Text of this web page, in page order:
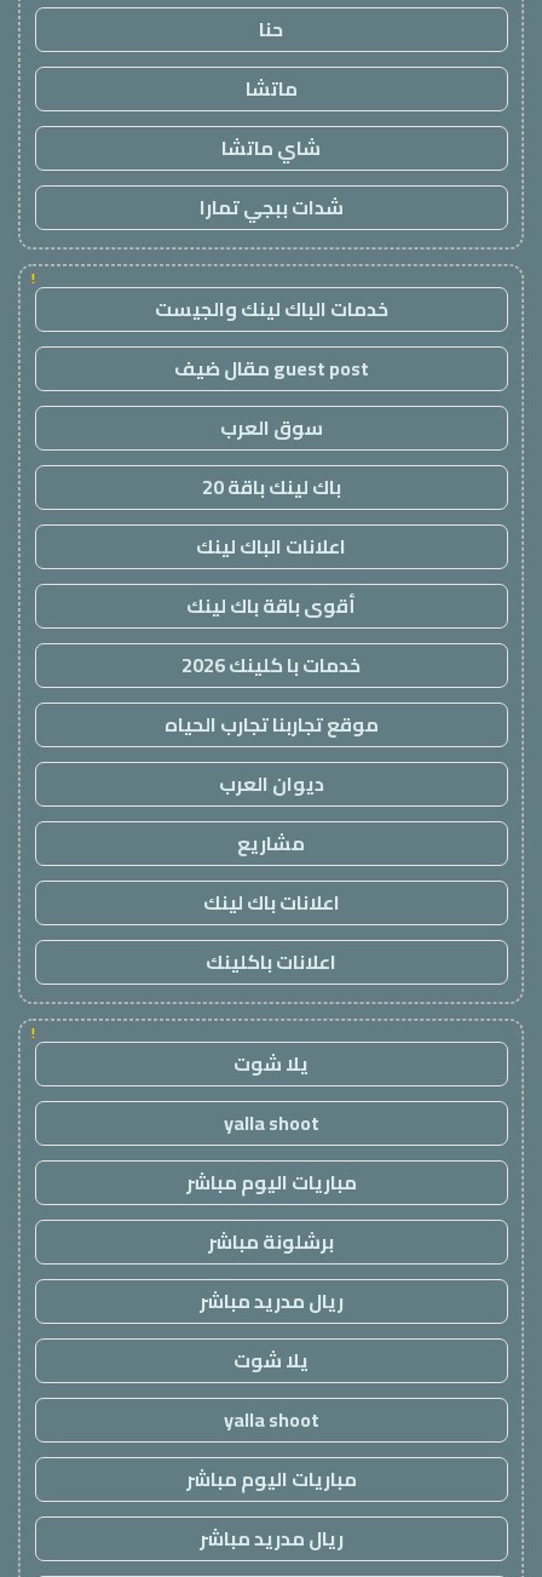
حنا
ماتشا
شاي ماتشا
شدات ببجي تمارا
!
خدمات الباك لينك والجيست
guest post مقال ضيف
سوق العرب
باك لينك باقة 20
اعلانات الباك لينك
أقوى باقة باك لينك
خدمات با كلينك 2026
موقع تجاربنا تجارب الحياه
ديوان العرب
مشاريع
اعلانات باك لينك
اعلانات باكلينك
!
يلا شوت
yalla shoot
مباريات اليوم مباشر
برشلونة مباشر
ريال مدريد مباشر
يلا شوت
yalla shoot
مباريات اليوم مباشر
ريال مدريد مباشر